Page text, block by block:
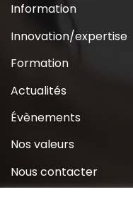
Information
Innovation/expertise
Formation
Actualités
Évènements
Nos valeurs
Nous contacter